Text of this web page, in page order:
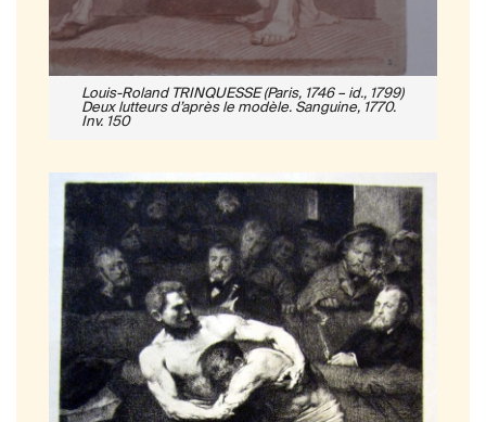
Louis-Roland TRINQUESSE (Paris, 1746 – id., 1799)
Deux lutteurs d’après le modèle. Sanguine, 1770.
Inv. 150